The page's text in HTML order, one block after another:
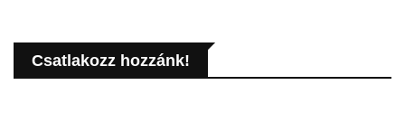
Csatlakozz hozzánk!